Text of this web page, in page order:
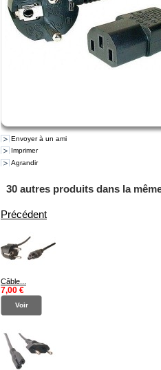
Envoyer à un ami
Imprimer
Agrandir
30 autres produits dans la
Précédent
Câble...
7,00 €
Voir